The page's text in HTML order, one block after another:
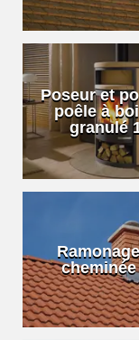
Poseur et
poêle à
granulé
cheminée